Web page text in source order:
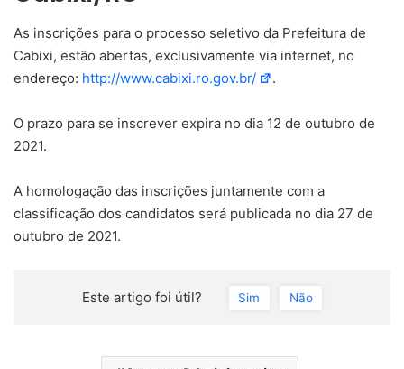
As inscrições para o processo seletivo da Prefeitura de
Cabixi, estão abertas, exclusivamente via internet, no
endereço: http://www.cabixi.ro.gov.br/ .
O prazo para se inscrever expira no dia 12 de outubro de
2021.
A homologação das inscrições juntamente com a
classificação dos candidatos será publicada no dia 27 de
outubro de 2021.
Este artigo foi útil? Sim Não